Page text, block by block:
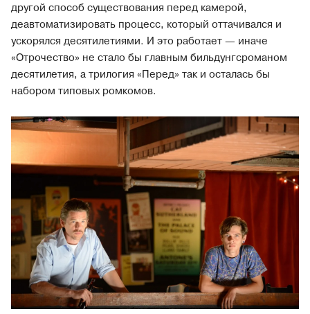
другой способ существования перед камерой,
деавтоматизировать процесс, который оттачивался и
ускорялся десятилетиями. И это работает — иначе
«Отрочество» не стало бы главным бильдунгсроманом
десятилетия, а трилогия «Перед» так и осталась бы
набором типовых ромкомов.